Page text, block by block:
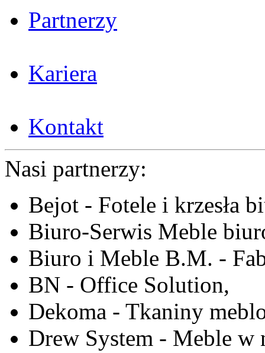
Partnerzy
Kariera
Kontakt
Nasi partnerzy:
Bejot - Fotele i krzesła
Biuro-Serwis Meble
Biuro i Meble B.M. -
BN - Office Solution,
Dekoma - Tkaniny
Drew System - Meble w